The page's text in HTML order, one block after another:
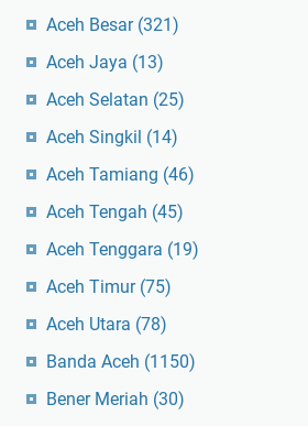
Aceh Besar (321)
Aceh Jaya (13)
Aceh Selatan (25)
Aceh Singkil (14)
Aceh Tamiang (46)
Aceh Tengah (45)
Aceh Tenggara (19)
Aceh Timur (75)
Aceh Utara (78)
Banda Aceh (1150)
Bener Meriah (30)